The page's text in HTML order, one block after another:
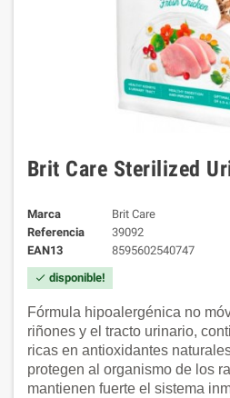
Brit Care Sterilized
Marca
Brit Care
Referencia
39092
EAN13
8595602540747
check disponible!
Fórmula hipoalergénica no
riñones y el tracto urinario,
ricas en antioxidantes
protegen al organismo de los
mantienen fuerte el sistema